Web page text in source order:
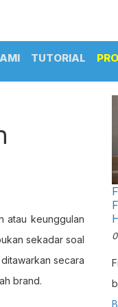
TUTORIAL
atau keunggulan
sekadar soal
secara
brand.